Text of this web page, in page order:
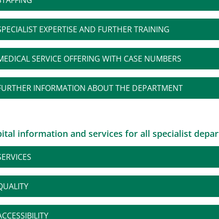
EXPERTISE AND FURTHER TRAINING
SERVICE OFFERING WITH CASE NUMBERS
INFORMATION ABOUT THE DEPARTMENT
information and services for all specialist